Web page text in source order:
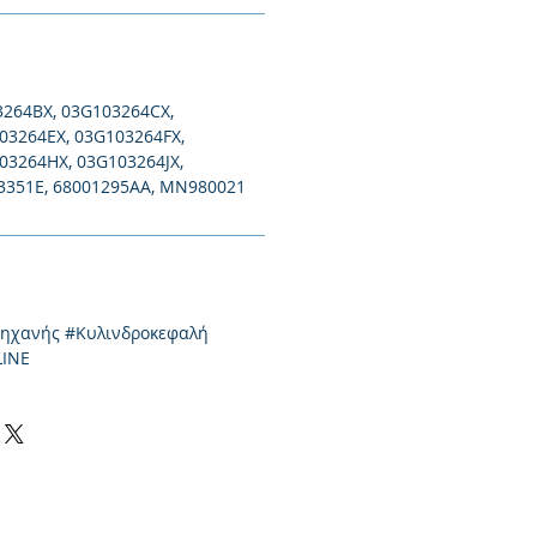
03G103264CX,
03G103264FX,
03G103264JX,
68001295AA, MN980021
#Κυλινδροκεφαλή